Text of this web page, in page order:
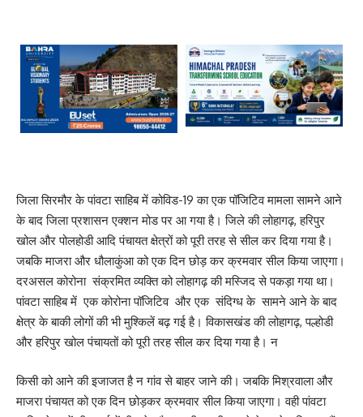
जिला सिरमौर के पांवटा साहिब में कोविड-19 का एक पॉजिटिव मामला सामने आने
के बाद जिला प्रशासन एक्शन मोड पर आ गया है। जिले की लोहागढ़, हरिपुर
खोल और पोलहोडी आदि पंचायत क्षेत्रों को पूरी तरह से सील कर दिया गया है।
जबकि माजरा और धौलाकुंआ को एक दिन छोड़ कर क्रमवार सील किया जाएगा।
दरअसल कोरोना संक्रमित व्यक्ति को लोहागढ़ की मस्जिद से पकड़ा गया था।
पांवटा साहिब में एक कोरोना पॉजिटिव और एक संदिग्ध के सामने आने के बाद
क्षेत्र के बाकी लोगों की भी मुश्किलें बढ़ गई है। विकासखंड की लोहागढ़, पल्होडी
और हरिपुर खोल पंचायतों को पूरी तरह सील कर दिया गया है। न
किसी को आने की इजाजत है न गांव से बाहर जाने की। जबकि मिश्रवाला और
माजरा पंचायत को एक दिन छोड़कर क्रमवार सील किया जाएगा। वही पांवटा